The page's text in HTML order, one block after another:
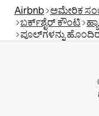
Airbnb ಅಮೇರಿಕ
ಬರ್ಕ್‌ಶೈರ್ ಕೌಂಟಿ
ಪೂಲ್‍ಗಳನ್ನು